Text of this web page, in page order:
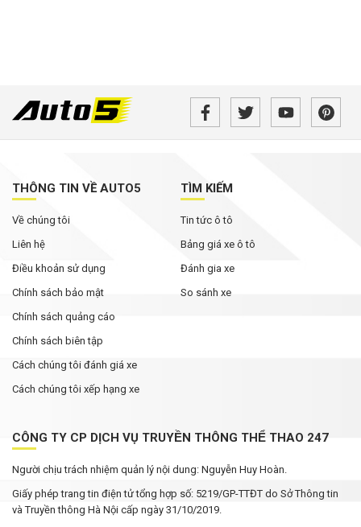
THÔNG TIN VỀ AUTO5
Về chúng tôi
Liên hệ
Điều khoản sử dụng
Chính sách bảo mật
Chính sách quảng cáo
Chính sách biên tập
Cách chúng tôi đánh giá xe
Cách chúng tôi xếp hạng xe
TÌM KIẾM
Tin tức ô tô
Bảng giá xe ô tô
Đánh gia xe
So sánh xe
CÔNG TY CP DỊCH VỤ TRUYỀN THÔNG THỂ THAO 247
Người chịu trách nhiệm quản lý nội dung: Nguyễn Huy Hoàn.
Giấy phép trang tin điện tử tổng hợp số: 5219/GP-TTĐT do Sở Thông tin
và Truyền thông Hà Nội cấp ngày 31/10/2019.